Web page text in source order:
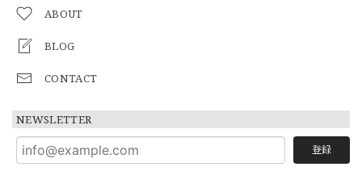
ABOUT
BLOG
CONTACT
NEWSLETTER
登録